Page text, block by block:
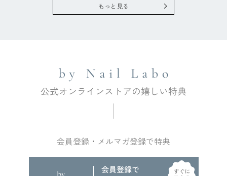
もっと見る
会員登録・メルマガ登録で特典